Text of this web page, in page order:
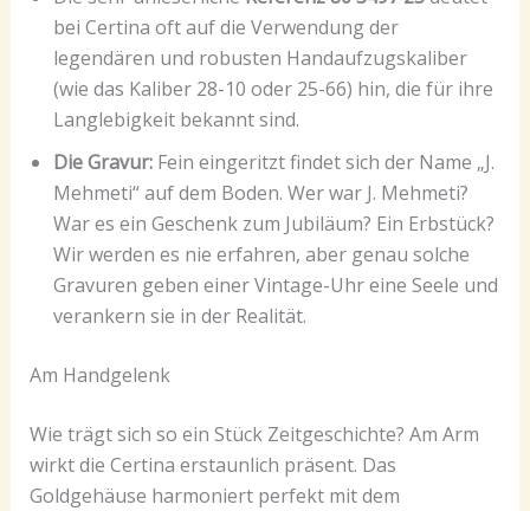
bei Certina oft auf die Verwendung der
legendären und robusten Handaufzugskaliber
(wie das Kaliber 28-10 oder 25-66) hin, die für ihre
Langlebigkeit bekannt sind.
Die Gravur:Fein eingeritzt findet sich der Name „J.
Mehmeti“ auf dem Boden. Wer war J. Mehmeti?
War es ein Geschenk zum Jubiläum? Ein Erbstück?
Wir werden es nie erfahren, aber genau solche
Gravuren geben einer Vintage-Uhr eine Seele und
verankern sie in der Realität.
Am Handgelenk
Wie trägt sich so ein Stück Zeitgeschichte? Am Arm
wirkt die Certina erstaunlich präsent. Das
Goldgehäuse harmoniert perfekt mit dem